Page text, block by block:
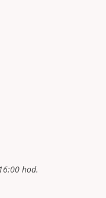
hod.